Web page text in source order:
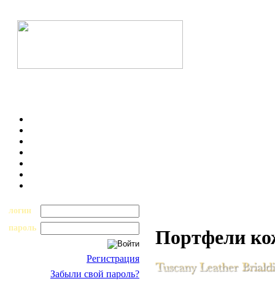
логин
пароль
Регистрация
Забыли свой пароль?
Портфели